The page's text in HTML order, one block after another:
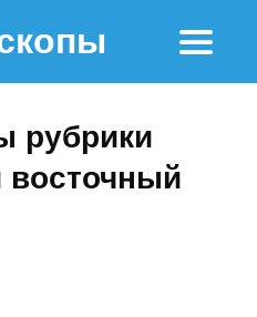
рубрики